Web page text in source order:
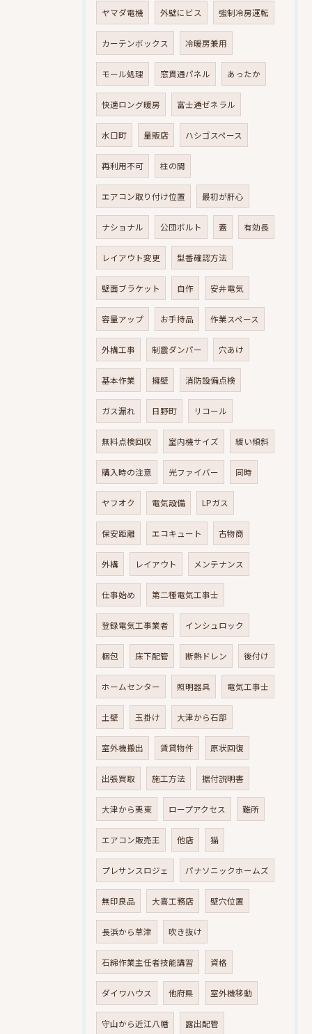
ヤマダ電機 外壁にビス 強制冷房運転
カーテンボックス 冷暖房兼用
モール処理 窓貫通パネル あったか
快適ロング暖房 富士通ゼネラル
水口町 量販店 ハシゴスペース
再利用不可 柱の間
エアコン取り付け位置 最初が肝心
ナショナル 公団ボルト 蓋 有効長
レイアウト変更 型番確認方法
壁面ブラケット 自作 安井電気
容量アップ お手持品 作業スペース
外構工事 制震ダンパー 穴あけ
基本作業 擁壁 消防設備点検
ガス漏れ 日野町 リコール
無料点検回収 室内機サイズ 緩い傾斜
購入時の注意 光ファイバー 同時
ヤフオク 電気設備 LPガス
保安距離 エコキュート 古物商
外構 レイアウト メンテナンス
仕事始め 第二種電気工事士
登録電気工事業者 インシュロック
梱包 床下配管 断熱ドレン 後付け
ホームセンター 照明器具 電気工事士
土壁 玉掛け 大津から石部
室外機搬出 賃貸物件 原状回復
出張買取 施工方法 据付説明書
大津から栗東 ロープアクセス 難所
エアコン販売王 他店 猫
プレサンスロジェ パナソニックホームズ
無印良品 大喜工務店 壁穴位置
長浜から草津 吹き抜け
石綿作業主任者技能講習 資格
ダイワハウス 他府県 室外機移動
守山から近江八幡 露出配管